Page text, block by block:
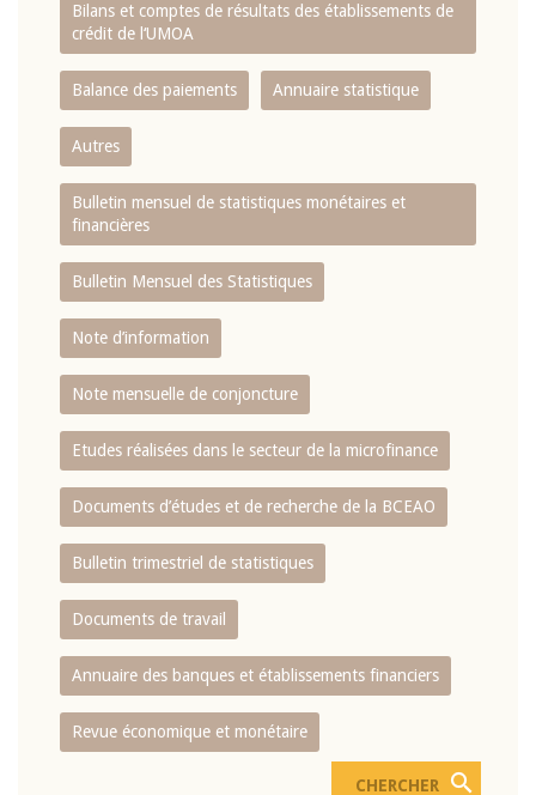
Bilans et comptes de résultats des établissements de
crédit de l‘UMOA
Balance des paiements Annuaire statistique
Autres
Bulletin mensuel de statistiques monétaires et
financières
Bulletin Mensuel des Statistiques
Note d’information
Note mensuelle de conjoncture
Etudes réalisées dans le secteur de la microfinance
Documents d’études et de recherche de la BCEAO
Bulletin trimestriel de statistiques
Documents de travail
Annuaire des banques et établissements financiers
Revue économique et monétaire